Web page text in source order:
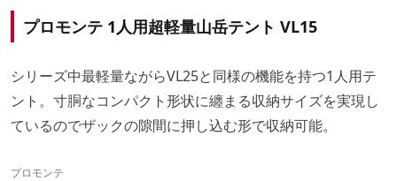
プロモンテ 1人用超軽量山岳テント VL15
シリーズ中最軽量ながらVL25と同様の機能を持つ1人用テ
ント。寸胴なコンパクト形状に纏まる収納サイズを実現し
ているのでザックの隙間に押し込む形で収納可能。
プロモンテ